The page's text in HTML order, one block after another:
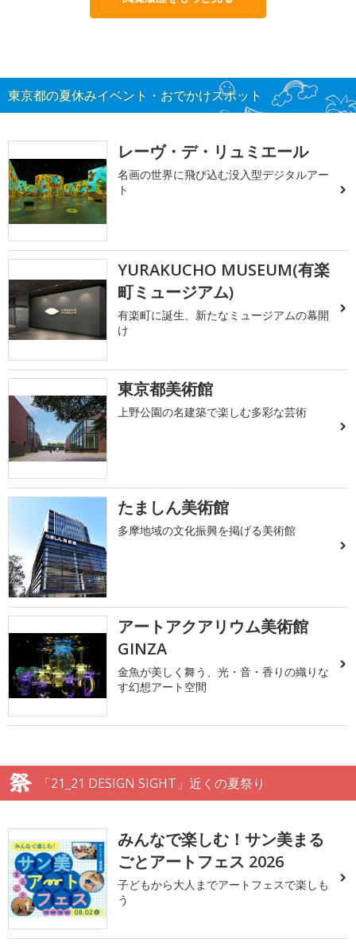
東京都の夏休みイベント・おでかけスポット
レーヴ・デ・リュミエール
名画の世界に飛び込む没入型デジタルアー
ト
YURAKUCHO MUSEUM(有楽
町ミュージアム)
有楽町に誕生、新たなミュージアムの幕開
け
東京都美術館
上野公園の名建築で楽しむ多彩な芸術
たましん美術館
多摩地域の文化振興を掲げる美術館
アートアクアリウム美術館
GINZA
金魚が美しく舞う、光・音・香りの織りな
す幻想アート空間
「21_21 DESIGN SIGHT」近くの夏祭り
みんなで楽しむ！サン美まる
ごとアートフェス 2026
子どもから大人までアートフェスで楽しも
う